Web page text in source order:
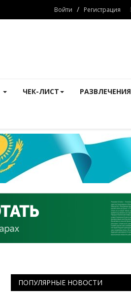
Войти / Регистрация
ЧЕК-ЛИСТ РАЗВЛЕЧЕНИЯ
ПОПУЛЯРНЫЕ НОВОСТИ